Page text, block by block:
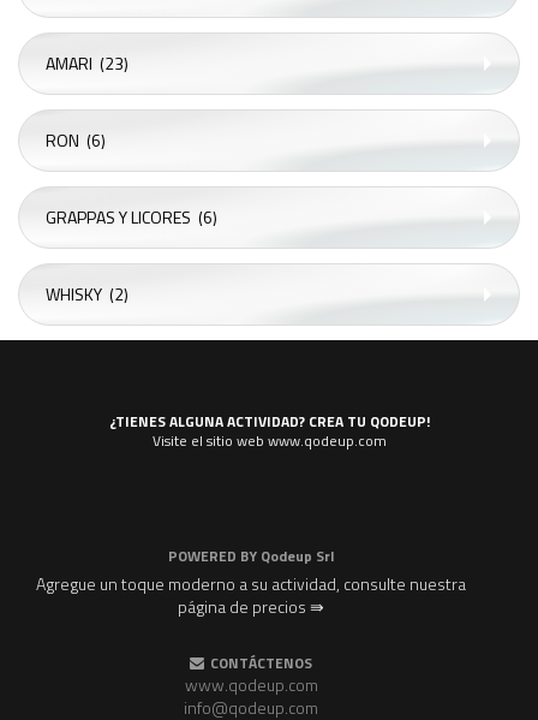
AMARI (23)
RON (6)
GRAPPAS Y LICORES (6)
WHISKY (2)
¿TIENES ALGUNA ACTIVIDAD? CREA TU QODEUP!
Visite el sitio web www.qodeup.com
POWERED BY Qodeup Srl
Agregue un toque moderno a su actividad, consulte nuestra
página de precios ⇛
CONTÁCTENOS
www.qodeup.com
info@qodeup.com